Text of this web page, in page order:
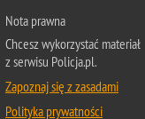
Nota prawna
Chcesz wykorzystać materiał
z serwisu Policja.pl.
Zapoznaj się z zasadami
Polityka prywatności